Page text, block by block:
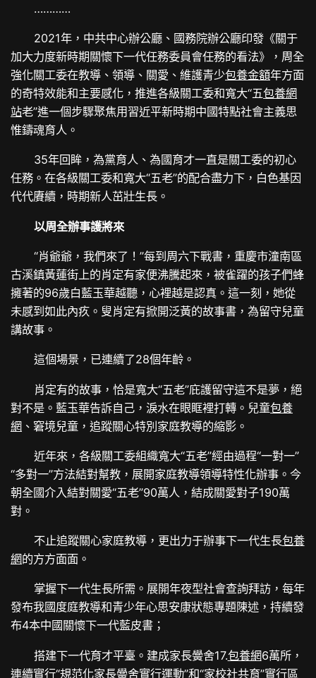
…………
2021年，中共中心辦公廳、國務院辦公廳印發《關于
加大力度新時期關懷下一代任務委員會任務的看法》，周全
強化關工委在教導、領導、關愛、維護青少包養金額年方面
的奇特效能和主要感化，推進各級關工委和寬大“五包養網
站老”進一個步驟聚焦用習近平新時期中國特點社會主義思
惟鑄魂育人。
35年回眸，為黨育人、為國育才一直是關工委的初心
任務。在各級關工委和寬大“五老”的配合盡力下，白色基因
代代賡續，時期新人茁壯生長。
以周全辦事護將來
“肖爺爺，我們來了！”每到周六下戰書，重慶市潼南區
古溪鎮黃蓮街上的肖定有家便沸騰起來，被雀躍的孩子們蜂
擁著的96歲白藍玉華越聽，心裡越是認真。這一刻，她從
未感到如此內疚。叟肖定有掀開泛黃的故事書，為留守兒童
講故事。
這個場景，已連續了28個年齡。
肖定有的故事，恰是寬大“五老”庇護留守這不是夢，絕
對不是。藍玉華告訴自己，淚水在眼眶裡打轉。兒童包養
網 、窘境兒童，追蹤關心特別家庭教導的縮影。
近年來，各級關工委組織寬大“五老”經由過程“一對一”
“多對一”方法結對幫教，展開家庭教導領導特性化辦事。今
朝全國介入結對關愛“五老”90萬人，結成關愛對子190萬
對。
不止追蹤關心家庭教導，更出力于辦事下一代生長包養
網的方方面面。
掌握下一代生長所需。展開年夜型社會查詢拜訪，每年
發布我國度庭教導和青少年心思安康狀態專題陳述，持續發
布4本中國關懷下一代藍皮書；
搭建下一代育才平臺。建成家長黌舍17.包養網6萬所，
連續實行“規范化家長黌舍實行運動”和“家校社共育”實行區